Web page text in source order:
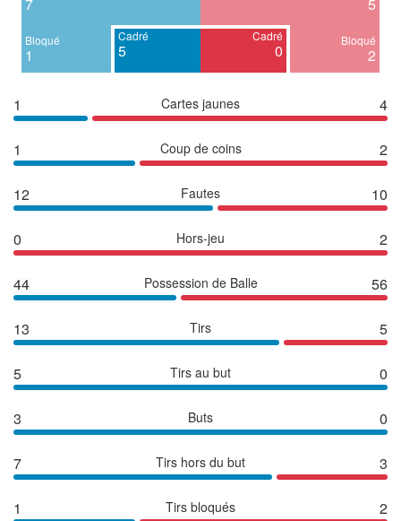
Bloqué
1
Cadré
5
Cadré
0
Bloqué
2
1 Cartes jaunes 4
1 Coup de coins 2
12 Fautes 10
0 Hors-jeu 2
44 Possession de Balle 56
13 Tirs 5
5 Tirs au but 0
3 Buts 0
7 Tirs hors du but 3
1 Tirs bloqués 2